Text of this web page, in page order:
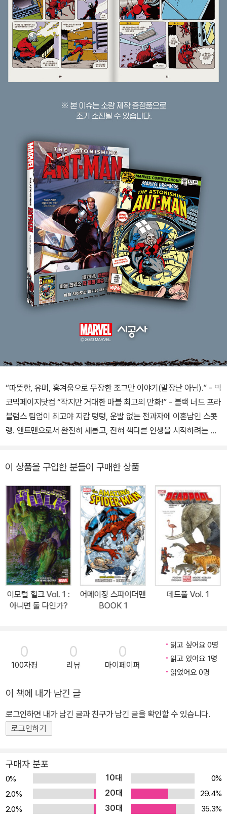
“따뜻함, 유머, 흥겨움으로 무장한 조그만 이야기(말장난 아님).” - 빅
코믹페이지닷컴 “작지만 거대한 마블 최고의 만화!” - 블랙 너드 프라
블럼스 팀업이 최고야 지갑 텅텅, 운발 없는 전과자에 이혼남인 스콧
랭. 앤트맨으로서 완전히 새롭고, 전혀 색다른 인생을 시작하려는 그
거기에 끊임없이 눈앞으로 슈퍼빌런을 배달해 오는 어플리케이션 ‘헨
치’까지 등장하다니! ‘히어로로 사는 게 이렇게 힘들면 다시 범죄자의
길을 걷는 건 어떨까?’라는 생각이 드는 찰나, 스콧에게 좋은 아이디
어가 떠오르는데…. 앤트맨의 재판 세상 앞으로 나왔던 스콧 랭이 어
쩌다 또 감옥에 가게 된 걸까? 과연 스콧은 히어로의 삶을 계속 이어
나갈까, 다시 범죄자의 길을 걷게 될까? 아니면 둘 다…?! 앤트맨 재
판이 시작되자 법정 안엔 대혼란이 펼쳐지고… 앤트맨 vs. 대런 크로
스 vs. 파워 브로커의 최후의 결전이 시작된다. 거대한 액션으로 가득
찬 한 권! 닉 스펜서가 쓴 빠릿빠릿 정신없이 재미있는 앤트맨 이야기
를 합본으로 만나 보자! 「앤트맨 애뉴얼」(2015), 「앤트맨: 종말의 날」
트맨: 두 번 사는 남자』 『어벤저스: 레이지 오브 울트론』
이 상품을 구입한 분들이 구매한 상품
이모털 헐크 Vol. 1 :
아니면 둘 다인가?
어메이징 스파이더맨
BOOK 1
데드풀 Vol. 1
0
100자평
0
리뷰
0
마이페이퍼
읽고 싶어요 0명
읽고 있어요 1명
읽었어요 0명
이 책에 내가 남긴 글
로그인하면 내가 남긴 글과 친구가 남긴 글을 확인할 수 있습니다.
로그인하기
구매자 분포
0% 10대
0%
2.0%
20대
29.4%
2.0%
30대
35.3%